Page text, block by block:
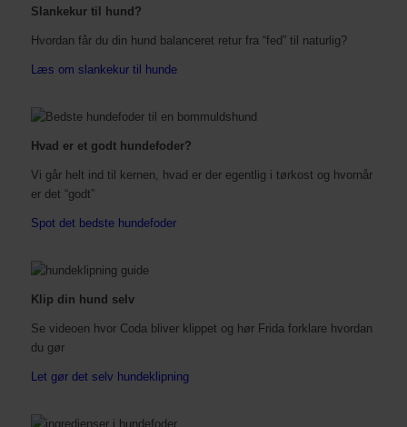
Slankekur til hund?
Hvordan får du din hund balanceret retur fra “fed” til naturlig?
Læs om slankekur til hunde
Hvad er et godt hundefoder?
Vi går helt ind til kernen, hvad er der egentlig i tørkost og hvornår
er det “godt”
Spot det bedste hundefoder
Klip din hund selv
Se videoen hvor Coda bliver klippet og hør Frida forklare hvordan
du gør
Let gør det selv hundeklipning